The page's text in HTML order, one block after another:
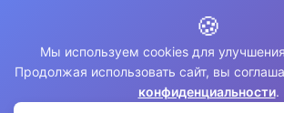
🧘 Для медитации и расслабления
👨‍👩‍👧‍👦 Для семейного досуга
© 2026 Раскраски Антистресс. Все права
⚠️ Все раскраски для личного
🍪
Мы используем cookies для
Продолжая использовать сайт, вы
конфиденциальности.